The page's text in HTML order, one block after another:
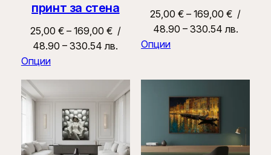
принт за стена
25,00 € – 169,00 €Price
range:
169,00 €
/
48.90 – 330.54 лв.
Опции
25,00€ – 169,00€Price
range:
/
48.90 – 330.54 лв.
Опции